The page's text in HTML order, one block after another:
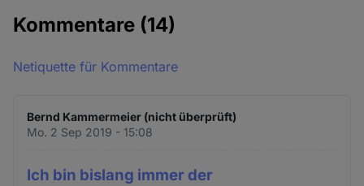
Kommentare (14)
Netiquette für Kommentare
Bernd Kammermeier (nicht überprüft)
Mo. 2 Sep 2019 - 15:08
Ich bin bislang immer der